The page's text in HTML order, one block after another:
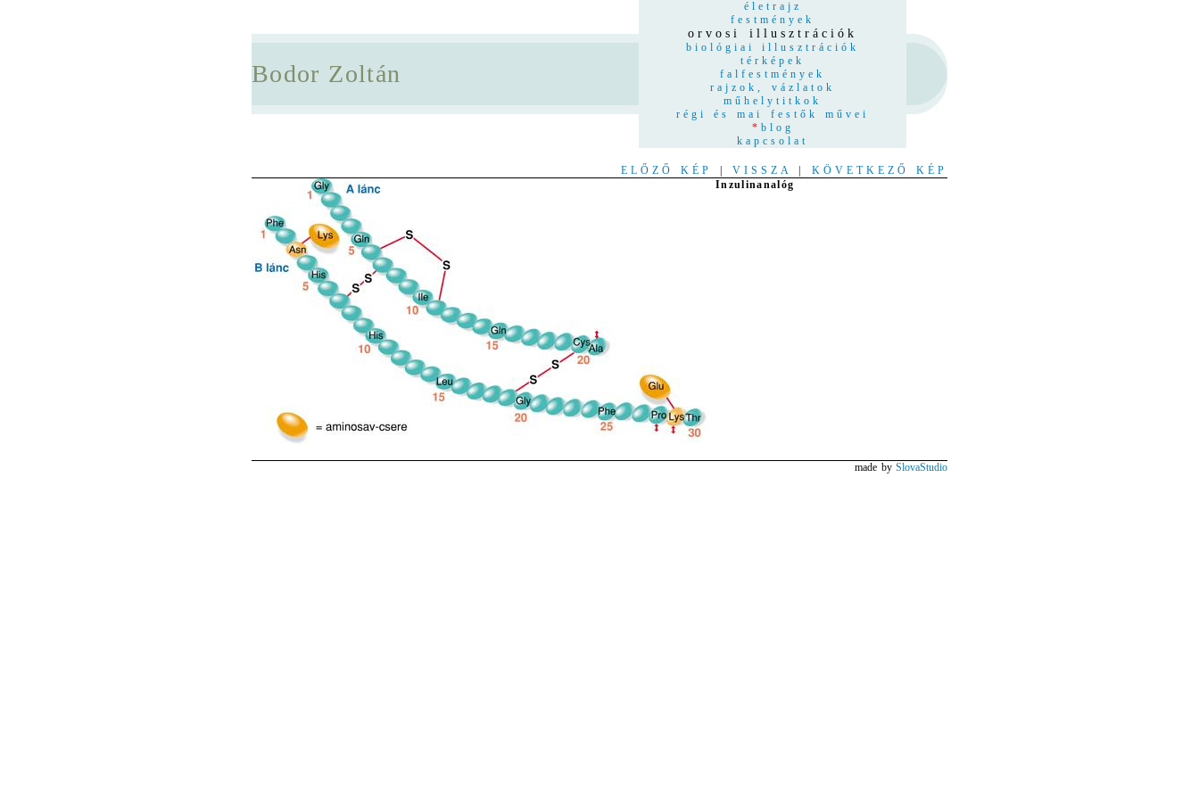
Bodor Zoltán
életrajz
festmények
orvosi illusztrációk
biológiai illusztrációk
térképek
falfestmények
rajzok, vázlatok
műhelytitkok
régi és mai festők művei
* blog
kapcsolat
ELŐZŐ KÉP VISSZA
KÖVETKEZŐ KÉP
Inzulinanalóg
made by SlovaStudio